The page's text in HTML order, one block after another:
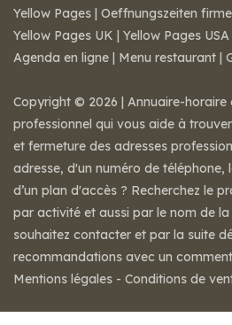
Yellow Pages | Oeffnungszeiten
Yellow Pages UK | Yellow Pages USA
Agenda en ligne | Menu restaurant |
Copyright © 2026 | Annuaire-horaire
professionnel qui vous aide à
et fermeture des adresses
adresse, d'un numéro de téléphone,
d’un plan d'accès ? Recherchez le
par activité et aussi par le nom de
souhaitez contacter et par la suite
recommandations avec un
Mentions légales - Conditions de